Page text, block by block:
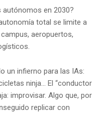
autónomos en 2030?
total se limite a
campus, aeropuertos,
un infierno para las IAs:
ninja... El “conductor
improvisar. Algo que, por
replicar con